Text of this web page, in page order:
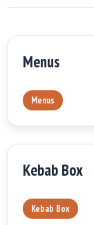
Menus
Menus
Kebab Box
Kebab Box